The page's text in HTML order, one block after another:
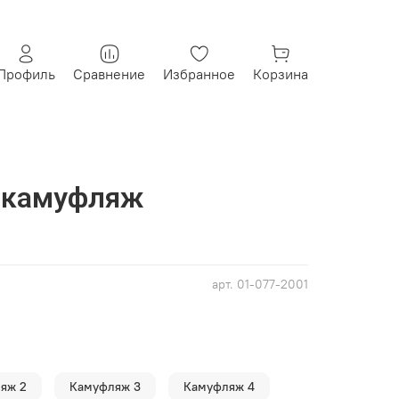
Сравнение Избранное Корзина
арт. 01-077-2001
камуфляж
2 Камуфляж 3 Камуфляж 4